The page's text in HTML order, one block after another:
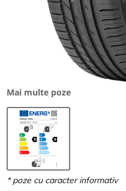
Mai multe poze